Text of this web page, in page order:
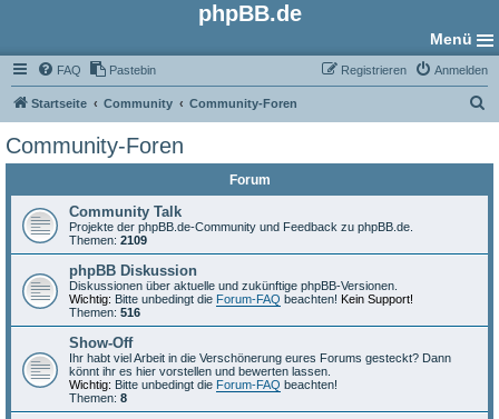
phpBB.de
Menü
FAQ Pastebin Anmelden
Registrieren
Startseite Community Community-Foren
Community-Foren
Forum
Community Talk
Projekte der phpBB.de-Community und Feedback zu phpBB.de.
Themen: 2109
phpBB Diskussion
Diskussionen über aktuelle und zukünftige phpBB-Versionen.
Wichtig: Bitte unbedingt die Forum-FAQ beachten! Kein Support!
Themen: 516
Show-Off
Ihr habt viel Arbeit in die Verschönerung eures Forums gesteckt? Dann
könnt ihr es hier vorstellen und bewerten lassen.
Wichtig: Bitte unbedingt die Forum-FAQ beachten!
Themen: 8